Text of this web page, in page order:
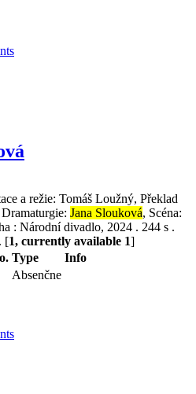
a režie: Tomáš Loužný, Překlad
Jana Slouková, Scéna:
: Národní divadlo, 2024 . 244 s .
[1, currently available 1]
Type
Info
Absenčne